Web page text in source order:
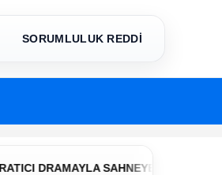
SORUMLULUK REDDİ
SAHNEYE İLK ADIM